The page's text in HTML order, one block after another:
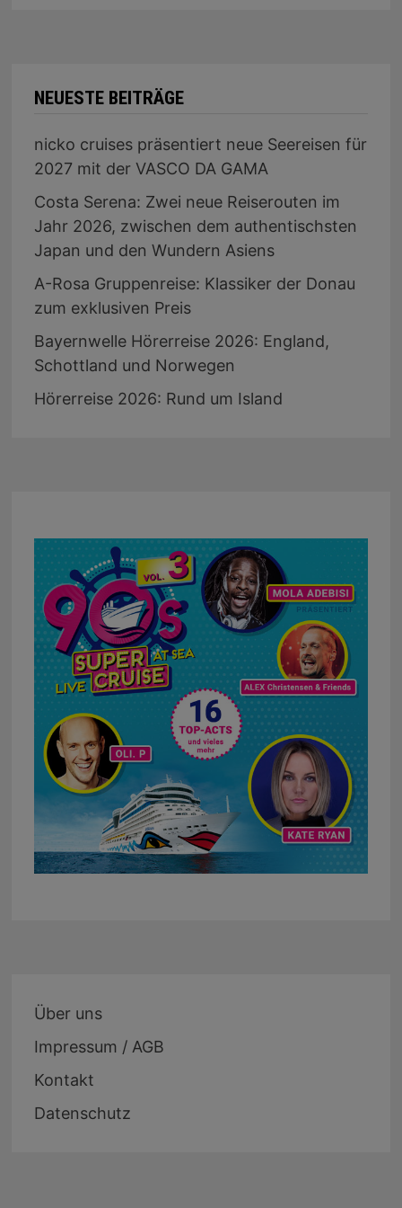
NEUESTE BEITRÄGE
nicko cruises präsentiert neue Seereisen für
2027 mit der VASCO DA GAMA
Costa Serena: Zwei neue Reiserouten im
Jahr 2026, zwischen dem authentischsten
Japan und den Wundern Asiens
A-Rosa Gruppenreise: Klassiker der Donau
zum exklusiven Preis
Bayernwelle Hörerreise 2026: England,
Schottland und Norwegen
Hörerreise 2026: Rund um Island
Über uns
Impressum / AGB
Kontakt
Datenschutz